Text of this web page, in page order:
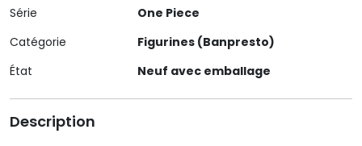
Série
One Piece
Catégorie
Figurines (Banpresto)
État
Neuf avec emballage
Description